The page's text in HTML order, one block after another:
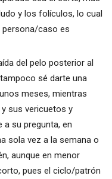
y los folículos, lo cual
persona/caso es
del pelo posterior al
sé darte una
meses, mientras
sus vericuetos y
a su pregunta, en
sola vez a la semana o
aunque en menor
pues el ciclo/patrón